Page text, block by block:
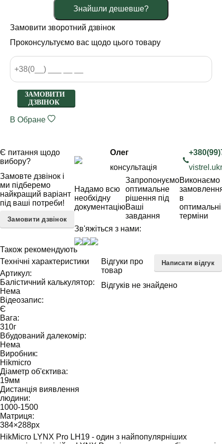
Знайшли дешевше?
Замовити зворотний дзвінок
Проконсультуємо вас щодо цього товару
ЗАМОВИТИ
ДЗВІНОК
В Обране
Є питання щодо
вибору?
Замовте дзвінок і
ми підберемо
найкращий варіант
під ваші потреби!
Замовити дзвінок
Олег
консультація
Надамо всю
необхідну
документацію
Запропонуємо
оптимальне
рішення під
Ваші
завдання
Виконаємо
в
оптимальні
терміни
Зв'яжіться з нами:
Також рекомендують
Технічні характеристики
Артикул:
Балістичний калькулятор:
Нема
Відеозапис:
Є
Вага:
310г
Вбудований далекомір:
Нема
Виробник:
Hikmicro
Діаметр об'єктива:
19мм
Дистанція виявлення
людини:
1000-1500
Матриця:
384×288px
Відгуки про
товар
Написати відгук
Відгуків не знайдено
HikMicro LYNX Pro LH19 - один з найпопулярніших